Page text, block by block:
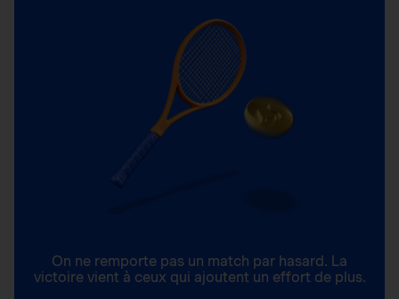
On ne remporte pas un match par hasard. La
victoire vient à ceux qui ajoutent un effort de plus.